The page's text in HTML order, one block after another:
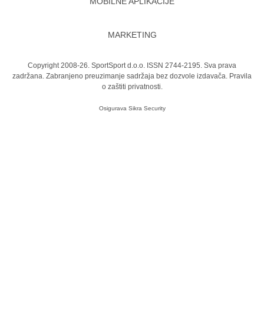
MARKETING
Copyright 2008-26. SportSport d.o.o. ISSN 2744-2195. Sva prava
zadržana. Zabranjeno preuzimanje sadržaja bez dozvole izdavača. Pravila
o zaštiti privatnosti.
Osigurava Sikra Security